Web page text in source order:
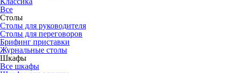
Все
Столы
Столы для руководителя
Столы для переговоров
Брифинг приставки
Журнальные столы
Шкафы
Все шкафы